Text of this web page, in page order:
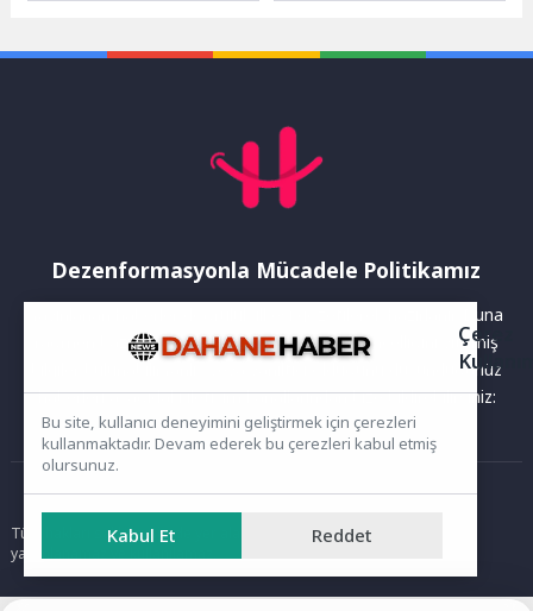
kapsamında çevre...
Dezenformasyonla Mücadele Politikamız
Yayınlanan haberler doğruluk ilkesi gözetilerek hazırlanır. Buna
rağmen bazı içeriklerde eksik, hatalı veya güncelliğini yitirmiş
bilgiler bulunabilir.Yanlış veya yanıltıcı olduğunu düşündüğünüz
haberleri aşağıdaki iletişim kanallarından bize bildirebilirsiniz:
Ana Sayfa
Tüm hakları saklıdır. Sitede yer alan içerikler izinsiz kopyalanamaz,
yayımlanamaz ve kullanılamaz.
Çerez
Bu site, kullanıcı deneyimini geliştirmek için çerezleri
kullanmaktadır. Devam ederek bu çerezleri kabul etmiş
olursunuz.
Kabul Et Reddet